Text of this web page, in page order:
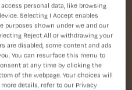
personal data, like browsing
Selecting I Accept enables
purposes shown under we and our
Reject All or withdrawing your
are disabled, some content and ads
You can resurface this menu to
at any time by clicking the
of the webpage. Your choices will
details, refer to our Privacy